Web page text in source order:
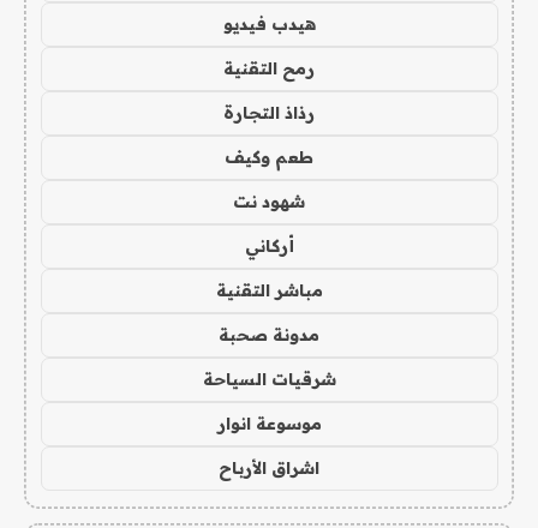
هيدب فيديو
رمح التقنية
رذاذ التجارة
طعم وكيف
شهود نت
أركاني
مباشر التقنية
مدونة صحبة
شرقيات السياحة
موسوعة انوار
اشراق الأرباح